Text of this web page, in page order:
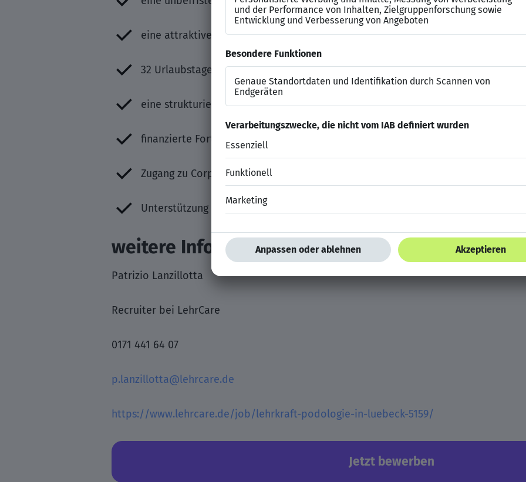
eine attraktive Vergütung (Bitte um Gehaltswunsch), BA, vermögenswirksame
32 Urlaubstage sowie zusätzlich frei an Heiligabend und Silvester,
eine strukturierte Einarbeitung mit individuellem Onboarding,
finanzierte Fort- und Weiterbildungsangebote, auch im pädagogischen Bereich,
Zugang zu Corporate Benefits und betriebliche Zusatzleistungen,
Unterstützung bei der Wohnungssuche oder Übergangswohnmöglichkeit.
weitere Informationen erhalten Sie bei:
Patrizio Lanzillotta
Recruiter bei LehrCare
0171 441 64 07
p.lanzillotta@lehrcare.de
https://www.lehrcare.de/job/lehrkraft-podologie-in-luebeck-5159/
Jetzt bewerben